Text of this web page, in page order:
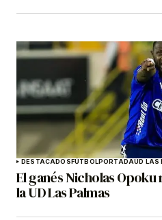
DESTACADOSFÚTBOLPORTADAUD LAS
El ganés Nicholas
la UD Las Palmas